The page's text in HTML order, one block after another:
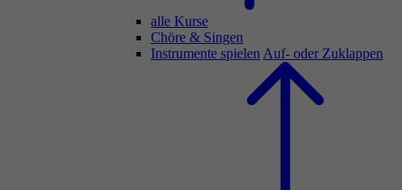
alle Kurse
Chöre & Singen
Instrumente spielen Auf- oder Zuklappen